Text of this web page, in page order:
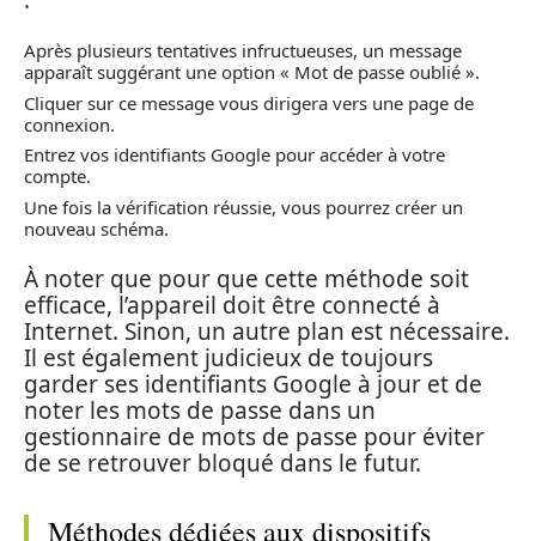
Après plusieurs tentatives infructueuses, un message
apparaît suggérant une option « Mot de passe oublié ».
Cliquer sur ce message vous dirigera vers une page de
connexion.
Entrez vos identifiants Google pour accéder à votre
compte.
Une fois la vérification réussie, vous pourrez créer un
nouveau schéma.
À noter que pour que cette méthode soit
efficace, l’appareil doit être connecté à
Internet. Sinon, un autre plan est nécessaire.
Il est également judicieux de toujours
garder ses identifiants Google à jour et de
noter les mots de passe dans un
gestionnaire de mots de passe pour éviter
de se retrouver bloqué dans le futur.
Méthodes dédiées aux dispositifs